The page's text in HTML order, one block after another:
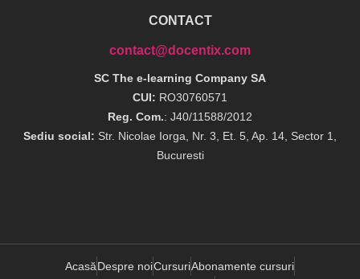
CONTACT
contact@docentix.com
SC The e-learning Company SA
CUI: RO30760571
Reg. Com.: J40/11588/2012
Sediu social: Str. Nicolae Iorga, Nr. 3, Et. 5, Ap. 14, Sector 1,
Bucuresti
AcasăDespre noiCursuriAbonamente cursuri